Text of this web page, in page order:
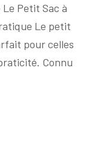
Petit Sac à
Le petit
pour celles
Connu